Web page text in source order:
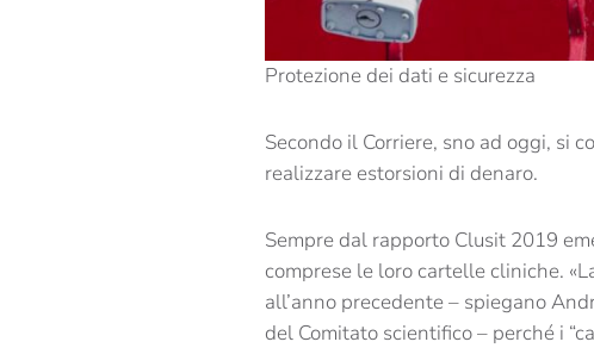
Protezione dei dati e sicurezza
Secondo il Corriere, sno ad oggi, si
realizzare estorsioni di denaro.
Sempre dal rapporto Clusit 2019
comprese le loro cartelle cliniche.
all’anno precedente – spiegano
del Comitato scientifico – perché i